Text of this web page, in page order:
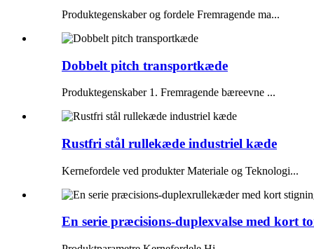
Produktegenskaber og fordele Fremragende ma...
Dobbelt pitch transportkæde
Produktegenskaber 1. Fremragende bæreevne ...
Rustfri stål rullekæde industriel kæde
Kernefordele ved produkter Materiale og Teknologi...
En serie præcisions-duplexvalse med kort